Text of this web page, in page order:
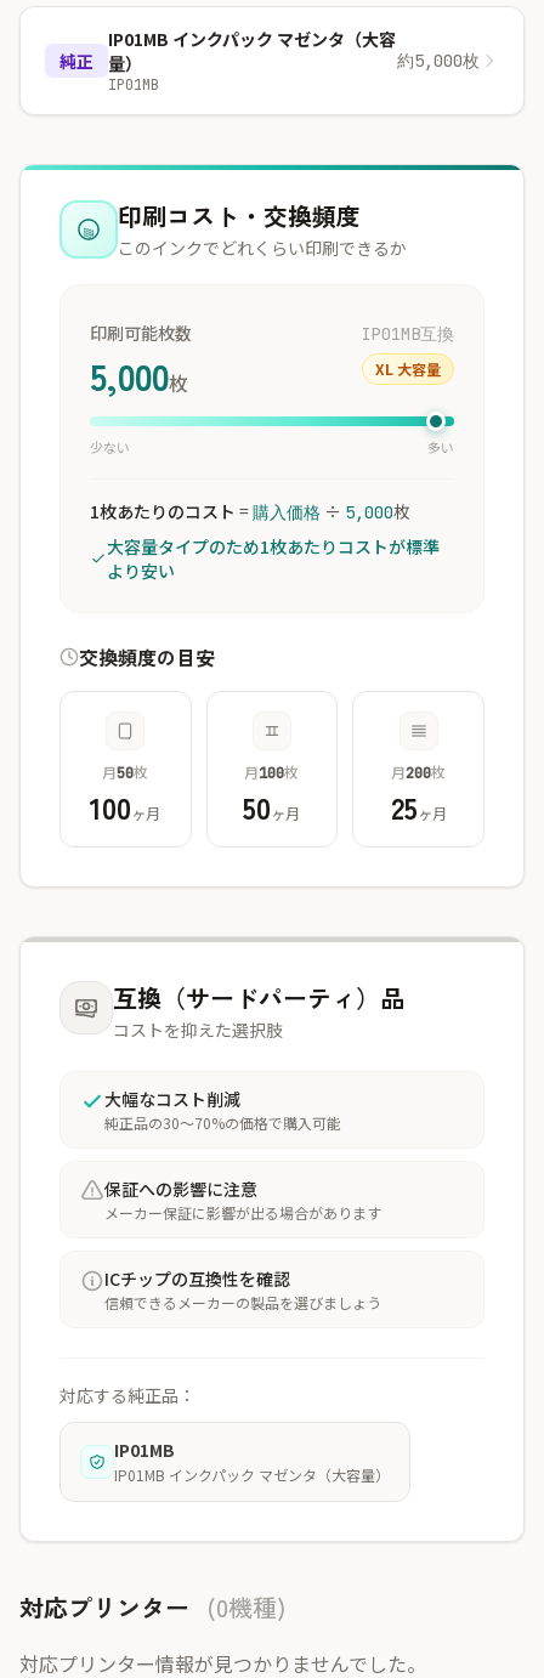
純正
IP01MB インクパック マゼンタ（大容
量）
IP01MB
約5,000枚
印刷コスト・交換頻度
このインクでどれくらい印刷できるか
印刷可能枚数
5,000枚
IP01MB互換
XL 大容量
少ない 多い
1枚あたりのコスト =購入価格 ÷ 5,000枚
大容量タイプのため1枚あたりコストが標準
より安い
交換頻度の目安
月50枚
100ヶ月
月100枚
50ヶ月
月200枚
25ヶ月
互換（サードパーティ）品
コストを抑えた選択肢
大幅なコスト削減
純正品の30〜70%の価格で購入可能
保証への影響に注意
メーカー保証に影響が出る場合があります
ICチップの互換性を確認
信頼できるメーカーの製品を選びましょう
対応する純正品：
IP01MB
IP01MB インクパック マゼンタ（大容量）
対応プリンター (0機種)
対応プリンター情報が見つかりませんでした。